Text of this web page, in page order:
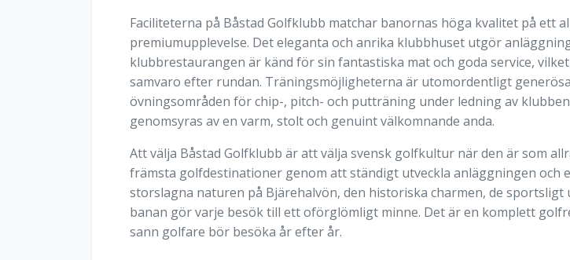
Faciliteterna på Båstad Golfklubb matchar banornas höga kvalitet på ett
premiumupplevelse. Det eleganta och anrika klubbhuset utgör
klubbrestaurangen är känd för sin fantastiska mat och goda service,
samvaro efter rundan. Träningsmöjligheterna är utomordentligt
övningsområden för chip-, pitch- och putträning under ledning av
genomsyras av en varm, stolt och genuint välkomnande anda.
Att välja Båstad Golfklubb är att välja svensk golfkultur när den är som
främsta golfdestinationer genom att ständigt utveckla anläggningen och
storslagna naturen på Bjärehalvön, den historiska charmen, de
banan gör varje besök till ett oförglömligt minne. Det är en komplett
sann golfare bör besöka år efter år.